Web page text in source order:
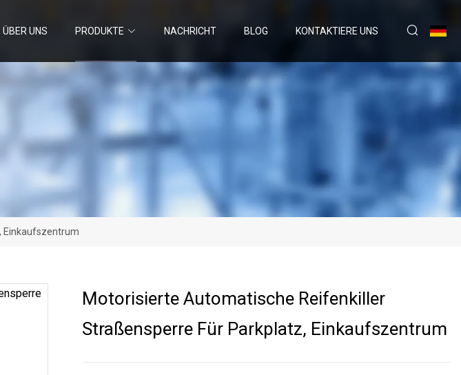
ÜBER UNS PRODUKTE NACHRICHT BLOG KONTAKTIERE UNS
Einkaufszentrum
Motorisierte Automatische Reifenkiller
Straßensperre Für Parkplatz, Einkaufszentrum